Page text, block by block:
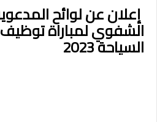
إعلان عن لوائح
السياحة 2023